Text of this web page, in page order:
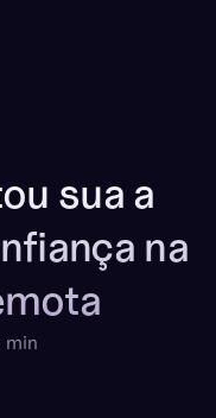
sua a
na
min